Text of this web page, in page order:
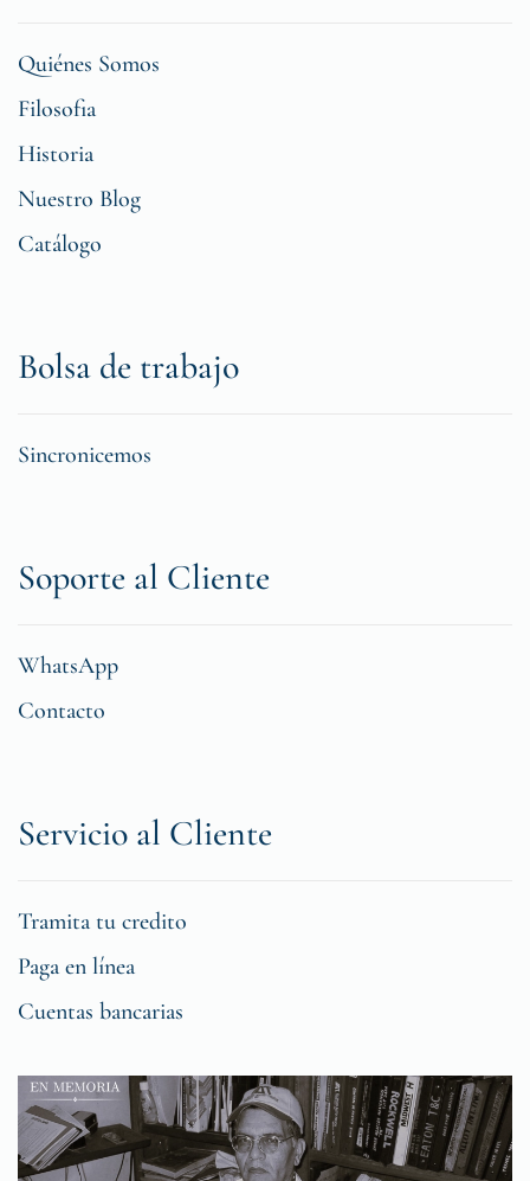
Quiénes Somos
Filosofia
Historia
Nuestro Blog
Catálogo
Bolsa de trabajo
Sincronicemos
Soporte al Cliente
WhatsApp
Contacto
Servicio al Cliente
Tramita tu credito
Paga en línea
Cuentas bancarias